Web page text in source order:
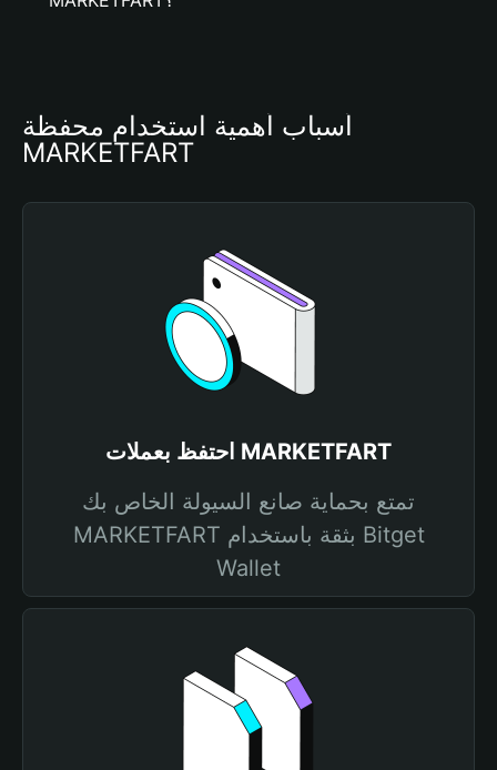
أسباب أهمية استخدام محفظة
MARKETFART
احتفظ بعملات MARKETFART
تمتع بحماية صانع السيولة الخاص بك
MARKETFART بثقة باستخدام Bitget
Wallet